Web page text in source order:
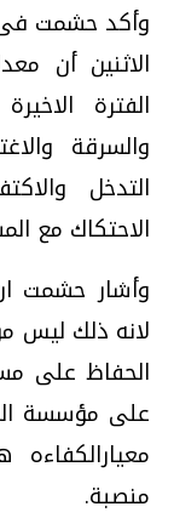
وأكد حشمت فى
الاثنين أن
الفترة
والسرقة
التدخل
الاحتكاك مع
وأشار حشمت
لانه ذلك ليس
الحفاظ على
على مؤسسة
منصبة.